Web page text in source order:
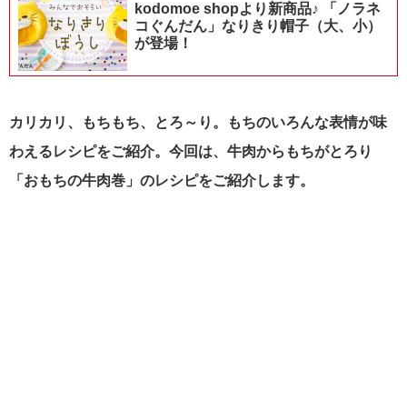
kodomoe shopより新商品♪ 「ノラネ
コぐんだん」なりきり帽子（大、小）
が登場！
カリカリ、もちもち、とろ～り。もちのいろんな表情が味
わえるレシピをご紹介。今回は、牛肉からもちがとろり
「おもちの牛肉巻」のレシピをご紹介します。